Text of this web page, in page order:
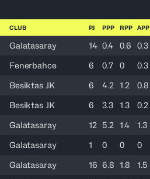
CLUB PJ PPP RPP APP
Galatasaray 14 0.4 0.6 0.3
Fenerbahce 6 0.7 0 0.3
Besiktas JK 6 4.2 1.2 0.8
Besiktas JK 6 3.3 1.3 0.2
Galatasaray 12 5.2 1.4 1.3
Galatasaray 1 0 0 0
Galatasaray 16 6.8 1.8 1.5